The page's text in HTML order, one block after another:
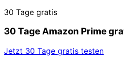
30 Tage gratis
30 Tage Amazon Prime
Jetzt 30 Tage gratis testen